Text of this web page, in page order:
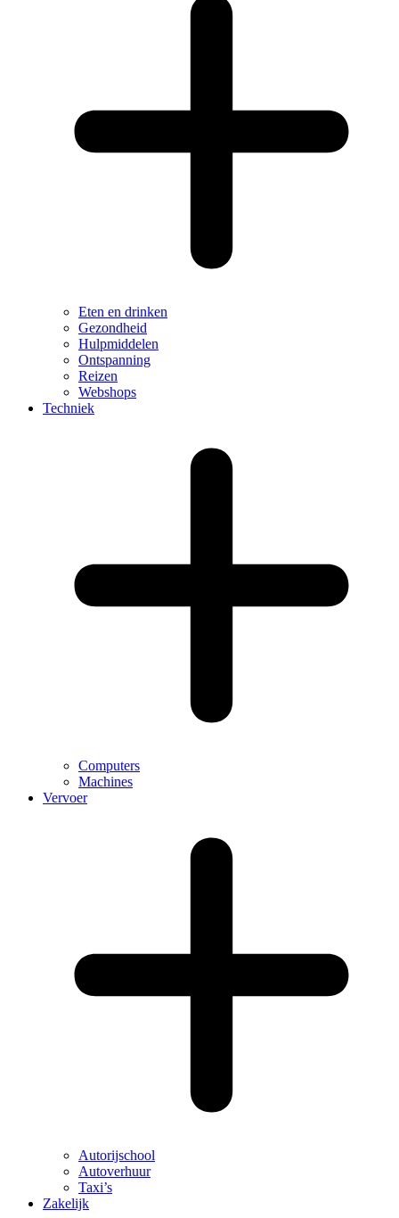
Eten en drinken
Gezondheid
Hulpmiddelen
Ontspanning
Reizen
Webshops
Techniek
Computers
Machines
Vervoer
Autorijschool
Autoverhuur
Taxi’s
Zakelijk